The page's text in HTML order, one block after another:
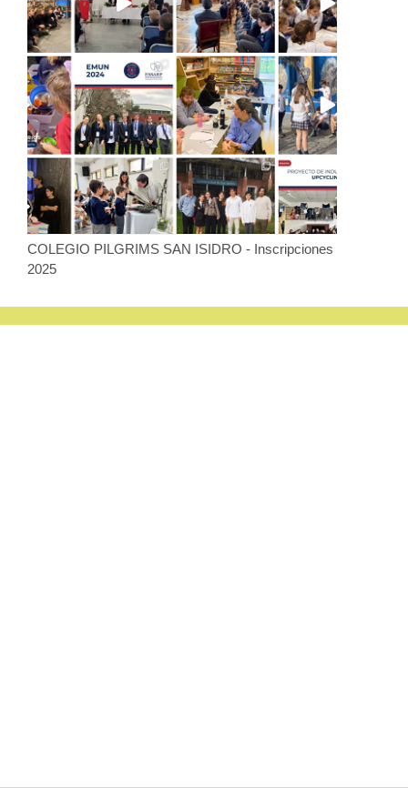
COLEGIO PILGRIMS SAN ISIDRO - Inscripciones
2025